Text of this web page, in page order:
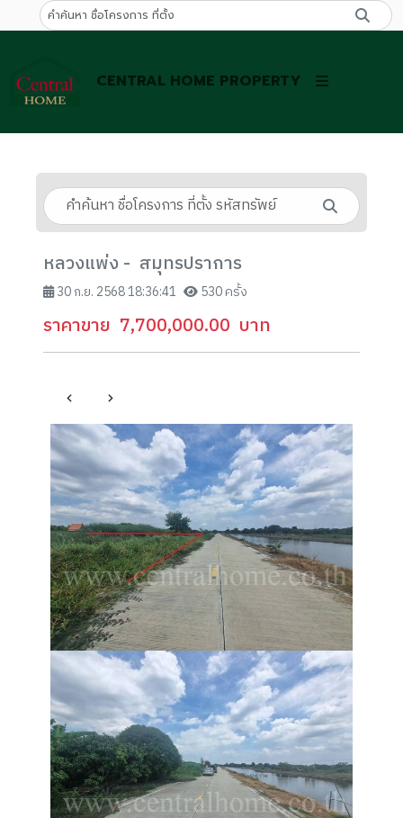
CENTRAL HOME PROPERTY
หลวงแพ่ง - สมุทรปราการ
30 ก.ย. 2568 18:36:41 530 ครั้ง
ราคาขาย 7,700,000.00 บาท